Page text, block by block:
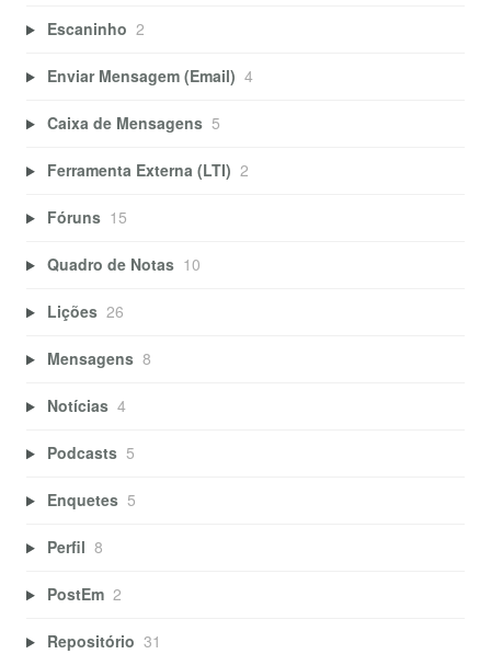
Escaninho 2
Enviar Mensagem (Email) 4
Caixa de Mensagens 5
Ferramenta Externa (LTI) 2
Fóruns 15
Quadro de Notas 10
Lições 26
Mensagens 8
Notícias 4
Podcasts 5
Enquetes 5
Perfil 8
PostEm 2
Repositório 31